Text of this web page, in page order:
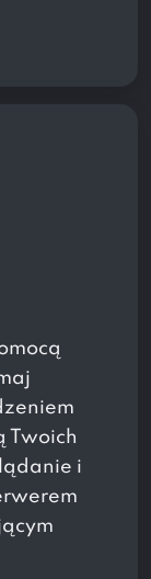
Twoich
i